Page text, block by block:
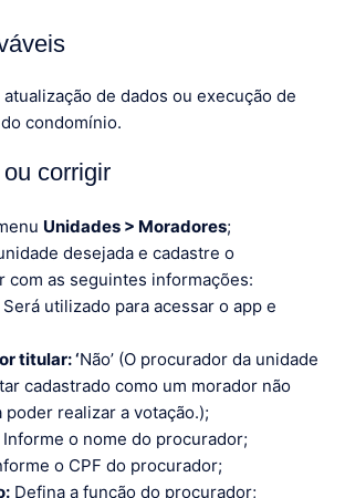
de dados ou execução de
condomínio.
corrigir
Unidades > Moradores;
desejada e cadastre o
com as seguintes informações:
Será utilizado para acessar o app e
titular: ‘Não’ (O procurador da unidade
cadastrado como um morador não
poder realizar a votação.);
Informe o nome do procurador;
o CPF do procurador;
Defina a função do procurador;